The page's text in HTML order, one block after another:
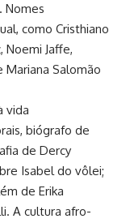
Nomes
como Cristhiano
Noemi Jaffe,
Mariana Salomão
vida
biógrafo de
de Dercy
Isabel do vôlei;
de Erika
A cultura afro-